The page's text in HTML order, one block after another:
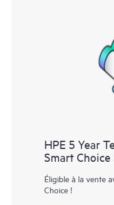
HPE 5 Year
Smart Choice
Éligible à la vente
Choice !